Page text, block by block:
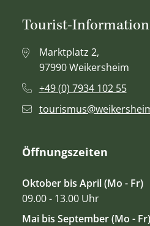
Tourist-Information
Marktplatz 2,
97990 Weikersheim
+49 (0) 7934 102 55
Öffnungszeiten
Oktober bis April (Mo - Fr)
09.00 - 13.00 Uhr
Mai bis September (Mo - Fr)